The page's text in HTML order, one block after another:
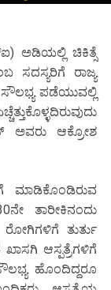
ಅಡಿಯಲ್ಲಿ ಚಿಕಿತ್ಸೆ
ಸದಸ್ಯರಿಗೆ ರಾಜ್ಯ
ಸೌಲಭ್ಯ ಪಡೆಯುವಲ್ಲಿ
ಅವರು ಆಕ್ರೋಶ
ಮಾಡಿಕೊಂಡಿರುವ
ತಾರೀಕಿನಂದು
ತುರ್ತು
ಆಸ್ಪತ್ರೆಗಳಿಗೆ
ಹೊಂದಿದ್ದರೂ